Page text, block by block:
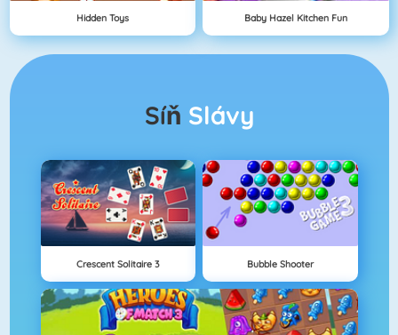
Hidden Toys Baby Hazel Kitchen Fun
Síň Slávy
Crescent Solitaire 3 Bubble Shooter